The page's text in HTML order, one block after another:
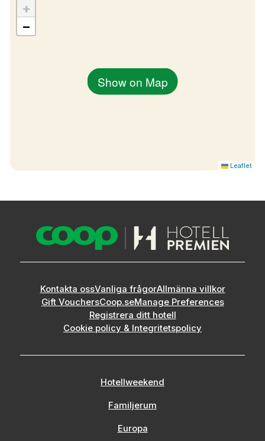
Show on Map
+
−
Leaflet
Kontakta ossVanliga frågorAllmänna villkor
Gift VouchersCoop.seManage Preferences
Registrera ditt hotell
Cookie policy & Integritetspolicy
Hotellweekend
Familjerum
Europa